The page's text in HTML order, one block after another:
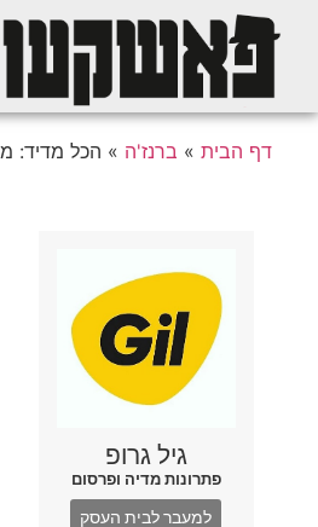
דף הבית » ברנז'ה » הכל מדיד:
גיל גרופ
פתרונות מדיה ופרסום
למעבר לבית העסק